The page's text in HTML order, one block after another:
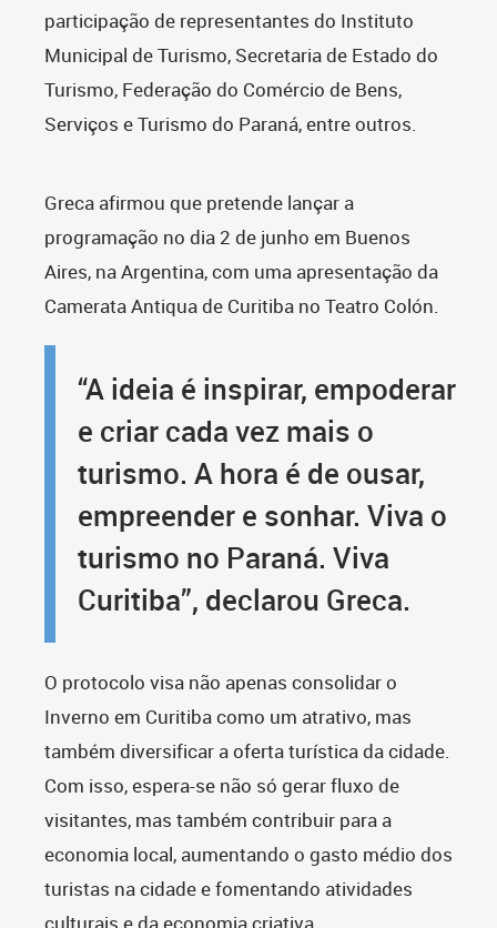
participação de representantes do Instituto
Municipal de Turismo, Secretaria de Estado do
Turismo, Federação do Comércio de Bens,
Serviços e Turismo do Paraná, entre outros.
Greca afirmou que pretende lançar a
programação no dia 2 de junho em Buenos
Aires, na Argentina, com uma apresentação da
Camerata Antiqua de Curitiba no Teatro Colón.
“A ideia é inspirar, empoderar
e criar cada vez mais o
turismo. A hora é de ousar,
empreender e sonhar. Viva o
turismo no Paraná. Viva
Curitiba”, declarou Greca.
O protocolo visa não apenas consolidar o
Inverno em Curitiba como um atrativo, mas
também diversificar a oferta turística da cidade.
Com isso, espera-se não só gerar fluxo de
visitantes, mas também contribuir para a
economia local, aumentando o gasto médio dos
turistas na cidade e fomentando atividades
culturais e da economia criativa.